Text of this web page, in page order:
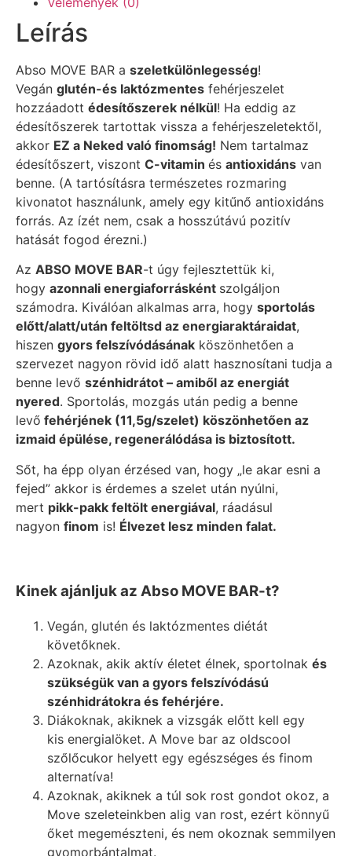
Leírás
Abso MOVE BAR a szeletkülönlegesség!
Vegán glutén-és laktózmentes fehérjeszelet
hozzáadott édesítőszerek nélkül! Ha eddig az
édesítőszerek tartottak vissza a fehérjeszeletektől,
akkor EZ a Neked való finomság! Nem tartalmaz
édesítőszert, viszont C-vitamin és antioxidáns van
benne. (A tartósításra természetes rozmaring
kivonatot használunk, amely egy kitűnő antioxidáns
forrás. Az ízét nem, csak a hosszútávú pozitív
hatását fogod érezni.)
Az ABSO MOVE BAR-t úgy fejlesztettük ki,
hogy azonnali energiaforrásként szolgáljon
számodra. Kiválóan alkalmas arra, hogy sportolás
előtt/alatt/után feltöltsd az energiaraktáraidat,
hiszen gyors felszívódásának köszönhetően a
szervezet nagyon rövid idő alatt hasznosítani tudja a
benne levő szénhidrátot – amiből az energiát
nyered. Sportolás, mozgás után pedig a benne
levő fehérjének (11,5g/szelet) köszönhetően az
izmaid épülése, regenerálódása is biztosított.
Sőt, ha épp olyan érzésed van, hogy „le akar esni a
fejed” akkor is érdemes a szelet után nyúlni,
mert pikk-pakk feltölt energiával, ráadásul
nagyon finom is! Élvezet lesz minden falat.
Kinek ajánljuk az Abso MOVE BAR-t?
Vegán, glutén és laktózmentes diétát
követőknek.
Azoknak, akik aktív életet élnek, sportolnak és
szükségük van a gyors felszívódású
szénhidrátokra és fehérjére.
Diákoknak, akiknek a vizsgák előtt kell egy
kis energialöket. A Move bar az oldscool
szőlőcukor helyett egy egészséges és finom
alternatíva!
Azoknak, akiknek a túl sok rost gondot okoz, a
Move szeleteinkben alig van rost, ezért könnyű
őket megemészteni, és nem okoznak semmilyen
gyomorbántalmat.